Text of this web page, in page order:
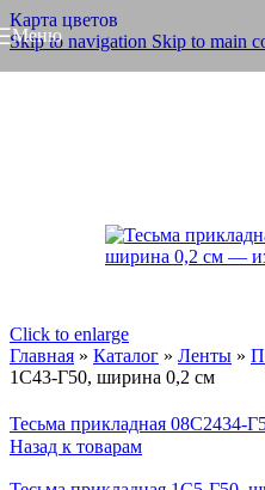
Карта цветов
Skip to navigation Skip to main
Меню
Click to enlarge
Главная » Каталог » Ленты »
1С43-Г50, ширина 0,2 см
Тесьма прикладная 08С2434-
Назад к товарам